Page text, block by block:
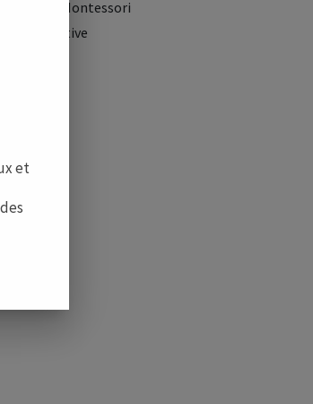
Montessori
Positive
et